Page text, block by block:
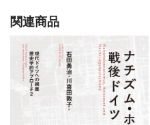
関連商品